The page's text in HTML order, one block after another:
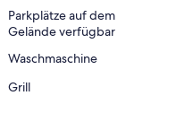
Parkplätze auf dem
Gelände verfügbar
Waschmaschine
Grill